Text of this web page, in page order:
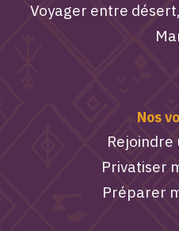
Voyager entre
Nos
Rejoindre
Privatiser
Préparer